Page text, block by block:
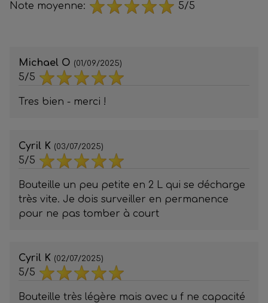
Note moyenne: 5/5
Michael O (01/09/2025)
5/5
Tres bien - merci !
Cyril K (03/07/2025)
5/5
Bouteille un peu petite en 2 L qui se décharge
très vite. Je dois surveiller en permanence
pour ne pas tomber à court
Cyril K (02/07/2025)
5/5
Bouteille très légère mais avec u f ne capacité